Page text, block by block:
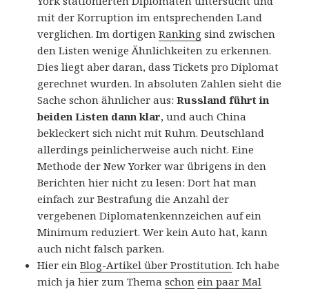
mit der Korruption im entsprechenden Land
verglichen. Im dortigenRanking sind zwischen
den Listen wenige Ähnlichkeiten zu erkennen.
Dies liegt aber daran, dass Tickets pro Diplomat
gerechnet wurden. In absoluten Zahlen sieht die
Sache schon ähnlicher aus:Russland führt in
beiden Listen dann klar, und auch China
bekleckert sich nicht mit Ruhm. Deutschland
allerdings peinlicherweise auch nicht. Eine
Methode der New Yorker war übrigens in den
Berichten hier nicht zu lesen: Dort hat man
einfach zur Bestrafung die Anzahl der
vergebenen Diplomatenkennzeichen auf ein
Minimum reduziert. Wer kein Auto hat, kann
auch nicht falsch parken.
Hier einBlog-Artikel über Prostitution. Ich habe
mich ja hier zum Themaschon ein paar Mal